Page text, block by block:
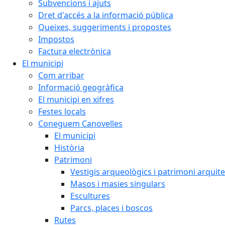
Subvencions i ajuts
Dret d'accés a la informació pública
Queixes, suggeriments i propostes
Impostos
Factura electrònica
El municipi
Com arribar
Informació geogràfica
El municipi en xifres
Festes locals
Coneguem Canovelles
El municipi
Història
Patrimoni
Vestigis arqueològics i patrimoni
Masos i masies singulars
Escultures
Parcs, places i boscos
Rutes